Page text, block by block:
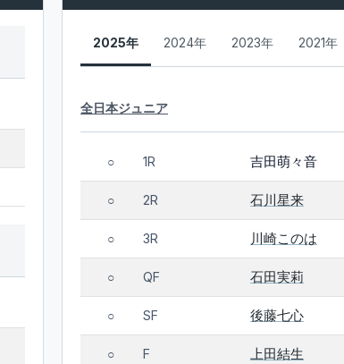
2025年 2024年 2023年 2021年
全日本ジュニア
○ 1R 吉田萌々音
○ 2R 石川星来
○ 3R 川崎このは
○ QF 石田実莉
○ SF 後藤七心
○ F 上田結生